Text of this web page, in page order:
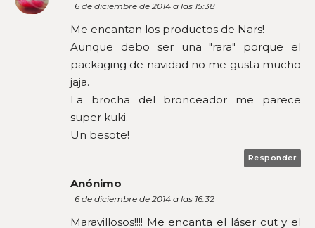
6 de diciembre de 2014 a las 15:38
Me encantan los productos de Nars!
Aunque debo ser una "rara" porque el
packaging de navidad no me gusta mucho
jaja.
La brocha del bronceador me parece
super kuki.
Un besote!
Responder
Anónimo
6 de diciembre de 2014 a las 16:32
Maravillosos!!!! Me encanta el láser cut y el